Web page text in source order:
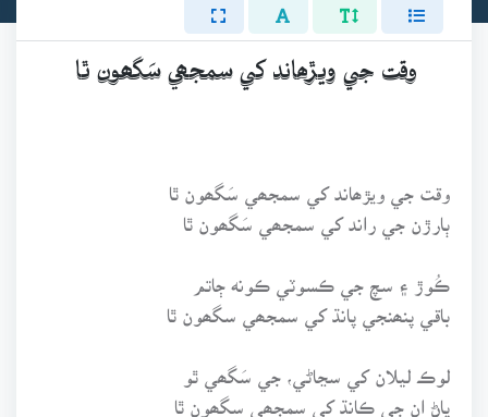
وقت جي ويڙھاند کي سمجھي سَگھون ٿا
وقت جي ويڙھاند کي سمجھي سَگھون ٿا
ٻارڙن جي راند کي سمجھي سَگھون ٿا
ڪُوڙ ۽ سچ جي ڪسوٽي ڪونه ڄاتم
باقي پنھنجي پانڌ کي سمجھي سگھون ٿا
لوڪ ليلان کي سڃاڻي، جي سَگھي ٿو
پاڻ ان جي ڪانڌ کي سمجھي سگھون ٿا